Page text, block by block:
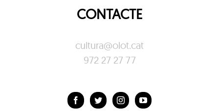
CONTACTE
cultura@olot.cat
972 27 27 77